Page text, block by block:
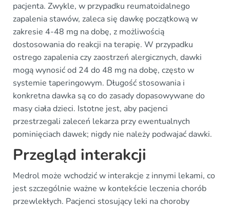
pacjenta. Zwykle, w przypadku reumatoidalnego
zapalenia stawów, zaleca się dawkę początkową w
zakresie 4-48 mg na dobę, z możliwością
dostosowania do reakcji na terapię. W przypadku
ostrego zapalenia czy zaostrzeń alergicznych, dawki
mogą wynosić od 24 do 48 mg na dobę, często w
systemie taperingowym. Długość stosowania i
konkretna dawka są co do zasady dopasowywane do
masy ciała dzieci. Istotne jest, aby pacjenci
przestrzegali zaleceń lekarza przy ewentualnych
pominięciach dawek; nigdy nie należy podwajać dawki.
Przegląd interakcji
Medrol może wchodzić w interakcje z innymi lekami, co
jest szczególnie ważne w kontekście leczenia chorób
przewlekłych. Pacjenci stosujący leki na choroby